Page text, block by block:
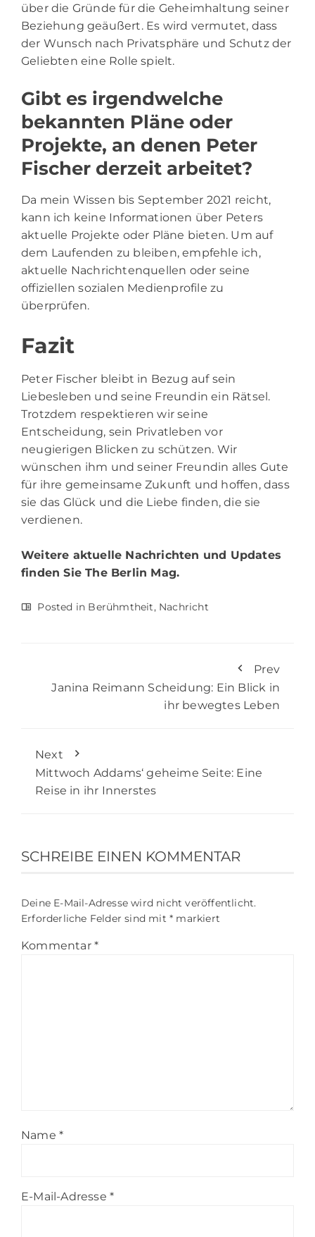
über die Gründe für die Geheimhaltung seiner
Beziehung geäußert. Es wird vermutet, dass
der Wunsch nach Privatsphäre und Schutz der
Geliebten eine Rolle spielt.
Gibt es irgendwelche
bekannten Pläne oder
Projekte, an denen Peter
Fischer derzeit arbeitet?
Da mein Wissen bis September 2021 reicht,
kann ich keine Informationen über Peters
aktuelle Projekte oder Pläne bieten. Um auf
dem Laufenden zu bleiben, empfehle ich,
aktuelle Nachrichtenquellen oder seine
offiziellen sozialen Medienprofile zu
überprüfen.
Fazit
Peter Fischer bleibt in Bezug auf sein
Liebesleben und seine Freundin ein Rätsel.
Trotzdem respektieren wir seine
Entscheidung, sein Privatleben vor
neugierigen Blicken zu schützen. Wir
wünschen ihm und seiner Freundin alles Gute
für ihre gemeinsame Zukunft und hoffen, dass
sie das Glück und die Liebe finden, die sie
verdienen.
Weitere aktuelle Nachrichten und Updates
finden SieThe Berlin Mag.
Posted in Berühmtheit, Nachricht
Prev
Janina Reimann Scheidung: Ein Blick in
ihr bewegtes Leben
Next
Mittwoch Addams‘ geheime Seite: Eine
Reise in ihr Innerstes
SCHREIBE EINEN KOMMENTAR
Deine E-Mail-Adresse wird nicht veröffentlicht.
Erforderliche Felder sind mit * markiert
Kommentar *
Name *
E-Mail-Adresse *